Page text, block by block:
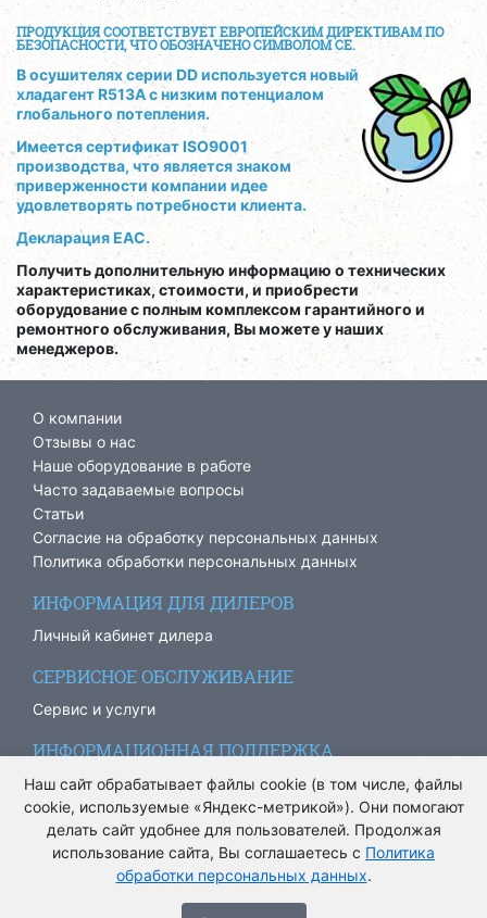
ПРОДУКЦИЯ СООТВЕТСТВУЕТ ЕВРОПЕЙСКИМ ДИРЕКТИВАМ ПО
БЕЗОПАСНОСТИ, ЧТО ОБОЗНАЧЕНО СИМВОЛОМ CE.
В осушителях серии DD используется новый
хладагент R513A с низким потенциалом
глобального потепления.
Имеется сертификат ISO9001
производства, что является знаком
приверженности компании идее
удовлетворять потребности клиента.
Декларация EAC.
Получить дополнительную информацию о технических
характеристиках, стоимости, и приобрести
оборудование с полным комплексом гарантийного и
ремонтного обслуживания, Вы можете у наших
менеджеров.
О компании
Отзывы о нас
Наше оборудование в работе
Часто задаваемые вопросы
Статьи
Согласие на обработку персональных данных
Политика обработки персональных данных
ИНФОРМАЦИЯ ДЛЯ ДИЛЕРОВ
Личный кабинет дилера
СЕРВИСНОЕ ОБСЛУЖИВАНИЕ
Сервис и услуги
ИНФОРМАЦИОННАЯ ПОДДЕРЖКА
info@ariacom.ru
® Все права защищены. 2013-2026. Информация на сайте
носит информационный характер и не является публичной
Наш сайт обрабатывает файлы cookie (в том числе, файлы
cookie, используемые «Яндекс-метрикой»). Они помогают
делать сайт удобнее для пользователей. Продолжая
использование сайта, Вы соглашаетесь с Политика
обработки персональных данных.